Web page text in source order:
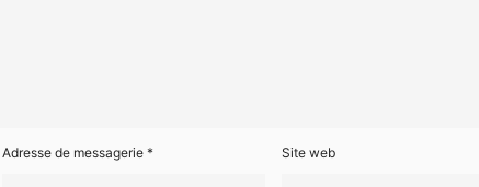
Adresse de messagerie * Site web